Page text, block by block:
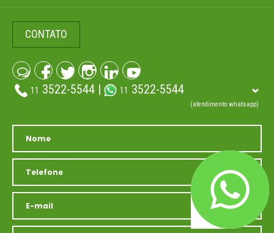
CONTATO
11 3522-5544 | 11 3522-5544
(atendimento whatsapp)